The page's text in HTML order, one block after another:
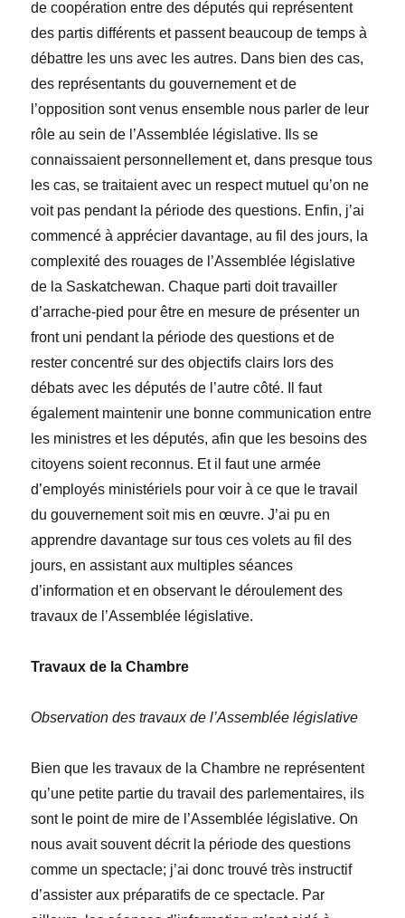
de coopération entre des députés qui représentent
des partis différents et passent beaucoup de temps à
débattre les uns avec les autres. Dans bien des cas,
des représentants du gouvernement et de
l’opposition sont venus ensemble nous parler de leur
rôleau sein de l’Assemblée législative. Ils se
connaissaient personnellement et, dans presque tous
les cas, se traitaient avec un respect mutuel qu’on ne
voit pas pendant la période des questions. Enfin, j’ai
commencé à apprécier davantage, au fil des jours, la
complexité des rouages de l’Assemblée législative
de la Saskatchewan. Chaque parti doit travailler
d’arrache-pied pour être en mesure de présenter un
front uni pendant la période des questions et de
rester concentré sur des objectifs clairs lors des
débats avec les députés de l’autre côté. Il faut
également maintenir une bonne communication entre
les ministres et les députés, afin que les besoins des
citoyens soient reconnus. Et il faut une armée
d’employés ministériels pour voir à ce que le travail
du gouvernement soit mis enœuvre. J’ai pu en
apprendre davantage sur tous ces volets au fil des
jours, en assistant aux multiples séances
d’informationet en observant le déroulement des
travaux de l’Assemblée législative.
Travaux de la Chambre
Observation des travaux de l’Assemblée législative
Bien que les travaux de la Chambre ne représentent
qu’une petite partie du travail des parlementaires, ils
sont le point de mire de l’Assemblée législative. On
nous avait souvent décrit la période des questions
comme un spectacle; j’ai donc trouvé très instructif
d’assister aux préparatifs de ce spectacle. Par